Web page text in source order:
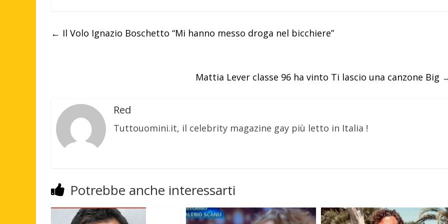
← Il Volo Ignazio Boschetto “Mi hanno messo droga nel bicchiere”
Mattia Lever classe 96 ha vinto Ti lascio una canzone Big
Red
Tuttouomini.it, il celebrity magazine gay più letto in Italia !
Potrebbe anche interessarti